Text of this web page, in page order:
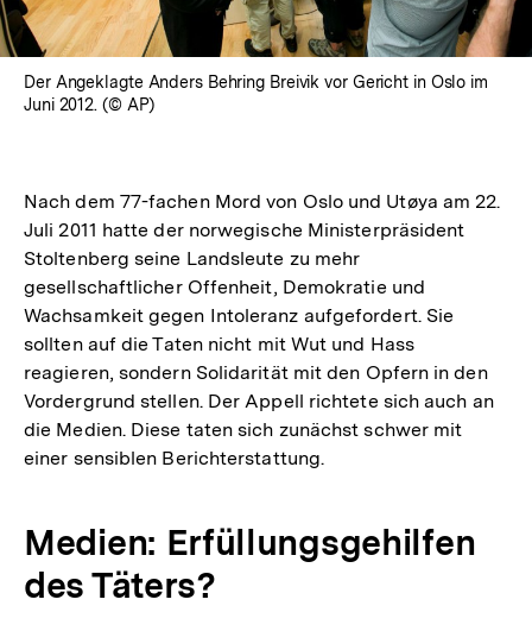
Der Angeklagte Anders Behring Breivik vor Gericht in Oslo im
Juni 2012. (© AP)
Nach dem 77-fachen Mord von Oslo und Utøya am 22.
Juli 2011 hatte der norwegische Ministerpräsident
Stoltenberg seine Landsleute zu mehr
gesellschaftlicher Offenheit, Demokratie und
Wachsamkeit gegen Intoleranz aufgefordert. Sie
sollten auf die Taten nicht mit Wut und Hass
reagieren, sondern Solidarität mit den Opfern in den
Vordergrund stellen. Der Appell richtete sich auch an
die Medien. Diese taten sich zunächst schwer mit
einer sensiblen Berichterstattung.
Medien: Erfüllungsgehilfen
des Täters?